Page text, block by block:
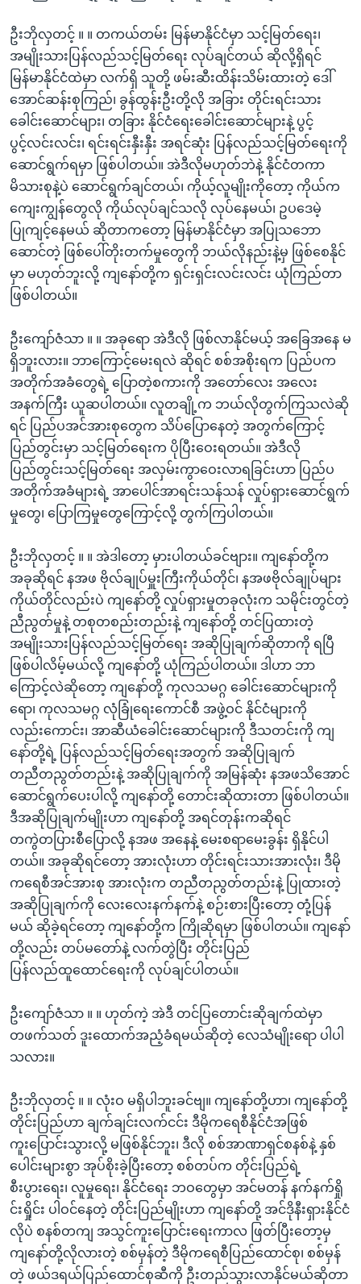
ဦးဘိုလှတင့် ။ ။ တကယ်တမ်း မြန်မာနိုင်ငံမှာ သင့်မြတ်ရေး၊
အမျိုးသားပြန်လည်သင့်မြတ်ရေး လုပ်ချင်တယ် ဆိုလို့ရှိရင်
မြန်မာနိုင်ငံထဲမှာ လက်ရှိ သူတို့ ဖမ်းဆီးထိန်းသိမ်းထားတဲ့ ဒေါ်
အောင်ဆန်းစုကြည်၊ ခွန်ထွန်းဦးတို့လို အခြား တိုင်းရင်းသား
ခေါင်းဆောင်များ၊ တခြား နိုင်ငံရေးခေါင်းဆောင်များနဲ့ ပွင့်
ပွင့်လင်းလင်း၊ ရင်းရင်းနှီးနှီး အရင်ဆုံး ပြန်လည်သင့်မြတ်ရေးကို
ဆောင်ရွက်ရမှာ ဖြစ်ပါတယ်။ အဲဒီလိုမဟုတ်ဘဲနဲ့ နိုင်ငံတကာ
မိသားစုနဲ့ပဲ ဆောင်ရွက်ချင်တယ်၊ ကိုယ့်လူမျိုးကိုတော့ ကိုယ်က
ကျေးကျွန်တွေလို ကိုယ်လုပ်ချင်သလို လုပ်နေမယ်၊ ဥပဒေမဲ့
ပြုကျင့်နေမယ် ဆိုတာကတော့ မြန်မာနိုင်ငံမှာ အပြုသဘော
ဆောင်တဲ့ ဖြစ်ပေါ်တိုးတက်မှုတွေကို ဘယ်လိုနည်းနဲ့မှ ဖြစ်စေနိုင်
မှာ မဟုတ်ဘူးလို့ ကျနော်တို့က ရှင်းရှင်းလင်းလင်း ယုံကြည်တာ
ဖြစ်ပါတယ်။
ဦးကျော်ဇံသာ ။ ။ အခုရော အဲဒီလို ဖြစ်လာနိုင်မယ့် အခြေအနေ မ
ရှိဘူးလား။ ဘာကြောင့်မေးရလဲ ဆိုရင် စစ်အစိုးရက ပြည်ပက
အတိုက်အခံတွေရဲ့ ပြောတဲ့စကားကို အတော်လေး အလေး
အနက်ကြီး ယူဆပါတယ်။ လူတချို့က ဘယ်လိုတွက်ကြသလဲဆို
ရင် ပြည်ပအင်အားစုတွေက သိပ်ပြောနေတဲ့ အတွက်ကြောင့်
ပြည်တွင်းမှာ သင့်မြတ်ရေးက ပိုပြီးဝေးရတယ်။ အဲဒီလို
ပြည်တွင်းသင့်မြတ်ရေး အလှမ်းကွာဝေးလာရခြင်းဟာ ပြည်ပ
အတိုက်အခံများရဲ့ အာပေါင်အာရင်းသန်သန် လှုပ်ရှားဆောင်ရွက်
မှုတွေ၊ ပြောကြမှုတွေကြောင့်လို့ တွက်ကြပါတယ်။
ဦးဘိုလှတင့် ။ ။ အဲဒါတော့ မှားပါတယ်ခင်ဗျား။ ကျနော်တို့က
အခုဆိုရင် နအဖ ဗိုလ်ချုပ်မှူးကြီးကိုယ်တိုင်၊ နအဖဗိုလ်ချုပ်များ
ကိုယ်တိုင်လည်းပဲ ကျနော်တို့ လှုပ်ရှားမှုတခုလုံးက သမိုင်းတွင်တဲ့
ညီညွတ်မှုနဲ့ တစုတစည်းတည်းနဲ့ ကျနော်တို့ တင်ပြထားတဲ့
အမျိုးသားပြန်လည်သင့်မြတ်ရေး အဆိုပြုချက်ဆိုတာကို ရပြီ
ဖြစ်ပါလိမ့်မယ်လို့ ကျနော်တို့ ယုံကြည်ပါတယ်။ ဒါဟာ ဘာ
ကြောင့်လဲဆိုတော့ ကျနော်တို့ ကုလသမဂ္ဂ ခေါင်းဆောင်များကို
ရော၊ ကုလသမဂ္ဂ လုံခြုံရေးကောင်စီ အဖွဲ့ဝင် နိုင်ငံများကို
လည်းကောင်း၊ အာဆီယံခေါင်းဆောင်များကို ဒီသတင်းကို ကျ
နော်တို့ရဲ့ ပြန်လည်သင့်မြတ်ရေးအတွက် အဆိုပြုချက်
တညီတညွတ်တည်းနဲ့ အဆိုပြုချက်ကို အမြန်ဆုံး နအဖသိအောင်
ဆောင်ရွက်ပေးပါလို့ ကျနော်တို့ တောင်းဆိုထားတာ ဖြစ်ပါတယ်။
ဒီအဆိုပြုချက်မျိုးဟာ ကျနော်တို့ အရင်တုန်းကဆိုရင်
တကွဲတပြားစီပြောလို့ နအဖ အနေနဲ့ မေးစရာမေးခွန်း ရှိနိုင်ပါ
တယ်။ အခုဆိုရင်တော့ အားလုံးဟာ တိုင်းရင်းသားအားလုံး၊ ဒီမို
ကရေစီအင်အားစု အားလုံးက တညီတညွတ်တည်းနဲ့ ပြုထားတဲ့
အဆိုပြုချက်ကို လေးလေးနက်နက်နဲ့ စဉ်းစားပြီးတော့ တုံ့ပြန်
မယ် ဆိုခဲ့ရင်တော့ ကျနော်တို့က ကြိုဆိုရမှာ ဖြစ်ပါတယ်။ ကျနော်
တို့လည်း တပ်မတော်နဲ့ လက်တွဲပြီး တိုင်းပြည်
ပြန်လည်ထူထောင်ရေးကို လုပ်ချင်ပါတယ်။
ဦးကျော်ဇံသာ ။ ။ ဟုတ်ကဲ့ အဲဒီ တင်ပြတောင်းဆိုချက်ထဲမှာ
တဖက်သတ် ဒူးထောက်အညံ့ခံရမယ်ဆိုတဲ့ လေသံမျိုးရော ပါပါ
သလား။
ဦးဘိုလှတင့် ။ ။ လုံးဝ မရှိပါဘူးခင်ဗျ။ ကျနော်တို့ဟာ၊ ကျနော်တို့
တိုင်းပြည်ဟာ ချက်ချင်းလက်ငင်း ဒီမိုကရေစီနိုင်ငံအဖြစ်
ကူးပြောင်းသွားလို့ မဖြစ်နိုင်ဘူး၊ ဒီလို စစ်အာဏာရှင်စနစ်နဲ့ နှစ်
ပေါင်းများစွာ အုပ်စိုးခဲ့ပြီးတော့ စစ်တပ်က တိုင်းပြည်ရဲ့
စီးပွားရေး၊ လူမှုရေး၊ နိုင်ငံရေး ဘဝတွေမှာ အင်မတန် နက်နက်ရှို
င်းရှိုင်း ပါဝင်နေတဲ့ တိုင်းပြည်မျိုးဟာ ကျနော်တို့ အင်ဒိုနီးရှားနိုင်ငံ
လိုပဲ စနစ်တကျ အသွင်ကူးပြောင်းရေးကာလ ဖြတ်ပြီးတော့မှ
ကျနော်တို့လိုလားတဲ့ စစ်မှန်တဲ့ ဒီမိုကရေစီပြည်ထောင်စု၊ စစ်မှန်
တဲ့ ဖယ်ဒရယ်ပြည်ထောင်စုဆီကို ဦးတည်သွားလာနိုင်မယ်ဆိုတာ